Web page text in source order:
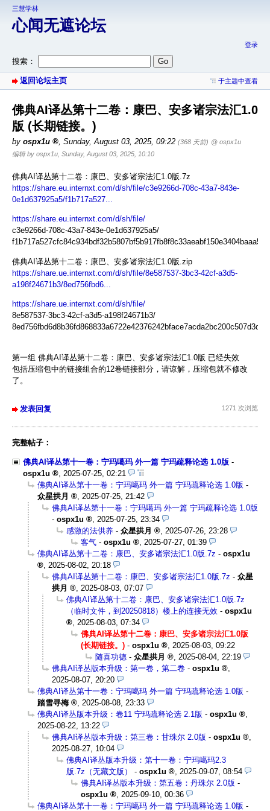
三慧学林
心闻无遮论坛
登录
搜索：
返回论坛主页 于主题中查看
佛典AI译丛第十二卷：康巴、安多诸宗法汇1.0
版 (长期链接。)
by ospx1u , Sunday, August 03, 2025, 09:22 (368 天前) @ ospx1u
编辑 by ospx1u, Sunday, August 03, 2025, 10:10
佛典AI译丛第十二卷：康巴、安多诸宗法汇1.0版.7z
https://share.eu.internxt.com/d/sh/file/c3e9266d-708c-43a7-843e-
0e1d637925a5/f1b717a527...
https://share.eu.internxt.com/d/sh/file/
c3e9266d-708c-43a7-843e-0e1d637925a5/
f1b717a527cfc84c934bdf32b5807bf5b917fb8f8c33aeabf150e3404baaa596
佛典AI译丛第十二卷：康巴、安多诸宗法汇1.0版.zip
https://share.ue.internxt.com/d/sh/file/8e587537-3bc3-42cf-a3d5-
a198f24671b3/8ed756fbd6...
https://share.ue.internxt.com/d/sh/file/
8e587537-3bc3-42cf-a3d5-a198f24671b3/
第一组 佛典AI译丛第十二卷：康巴、安多诸宗法汇1.0版 已经失效
包括压缩包中的链接组合的12卷链接部分，请谅解，压缩包就不修改
了。
发表回复 1271 次浏览
完整帖子：
佛典AI译丛第十一卷：宁玛噶玛 外一篇 宁玛疏释论选 1.0版 -
ospx1u
, 2025-07-25, 02:21
佛典AI译丛第十一卷：宁玛噶玛 外一篇 宁玛疏释论选 1.0版 -
众星拱月
, 2025-07-25, 21:42
佛典AI译丛第十一卷：宁玛噶玛 外一篇 宁玛疏释论选 1.0版
- ospx1u , 2025-07-25, 23:34
感激的法供养 - 众星拱月 , 2025-07-26, 23:28
客气 - ospx1u , 2025-07-27, 01:39
佛典AI译丛第十二卷：康巴、安多诸宗法汇1.0版.7z - ospx1u
, 2025-08-02, 20:18
佛典AI译丛第十二卷：康巴、安多诸宗法汇1.0版.7z - 众星
拱月
, 2025-08-03, 07:07
佛典AI译丛第十二卷：康巴、安多诸宗法汇1.0版.7z
（临时文件，到20250818）楼上的连接无效 - ospx1u
, 2025-08-03, 07:34
佛典AI译丛第十二卷：康巴、安多诸宗法汇1.0版
(长期链接。) - ospx1u , 2025-08-03, 09:22
随喜功德 - 众星拱月 , 2025-08-04, 22:19
佛典AI译丛版本升级：第一卷，第二卷 - ospx1u
,
2025-08-07, 20:20
佛典AI译丛第十一卷：宁玛噶玛 外一篇 宁玛疏释论选 1.0版 -
踏雪寻梅
, 2025-08-08, 23:33
佛典AI译丛版本升级：卷11 宁玛疏释论选 2.1版 - ospx1u
,
2025-08-22, 13:22
佛典AI译丛版本升级：第三卷：甘珠尔 2.0版 - ospx1u
,
2025-08-27, 10:04
佛典AI译丛版本升级：第十一卷：宁玛噶玛2.3
版.7z（无藏文版）
- ospx1u , 2025-09-07, 08:54
佛典AI译丛版本升级：第五卷：丹珠尔 2.0版 -
ospx1u
, 2025-09-10, 00:36
佛典AI译丛第十一卷：宁玛噶玛 外一篇 宁玛疏释论选 1.0版 -